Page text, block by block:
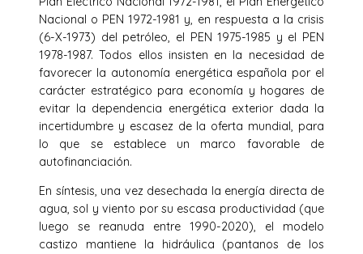
Nacional o PEN 1972-1981 y, en respuesta a la crisis
(6-X-1973) del petróleo, el PEN 1975-1985 y el PEN
1978-1987. Todos ellos insisten en la necesidad de
favorecer la autonomía energética española por el
carácter estratégico para economía y hogares de
evitar la dependencia energética exterior dada la
incertidumbre y escasez de la oferta mundial, para
lo que se establece un marco favorable de
autofinanciación.
En síntesis, una vez desechada la energía directa de
agua, sol y viento por su escasa productividad (que
luego se reanuda entre 1990-2020), el modelo
castizo mantiene la hidráulica (pantanos de los